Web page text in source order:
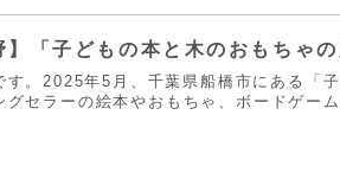
】「子どもの本と木のおもちゃ
す。2025年5月、千葉県船橋市にある「
グセラーの絵本やおもちゃ、ボードゲー